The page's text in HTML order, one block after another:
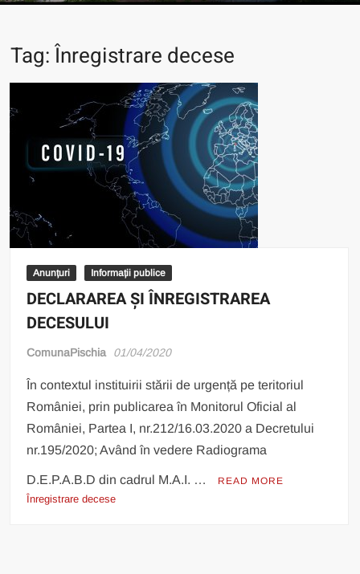
Tag:Înregistrare decese
Anunțuri Informații publice
DECLARAREA ȘI ÎNREGISTRAREA
DECESULUI
ComunaPischia 01/04/2020
În contextul instituirii stării de urgență pe teritoriul
României, prin publicarea în Monitorul Oficial al
României, Partea I, nr.212/16.03.2020 a Decretului
nr.195/2020; Având în vedere Radiograma
D.E.P.A.B.D din cadrul M.A.I. … READ MORE
Înregistrare decese